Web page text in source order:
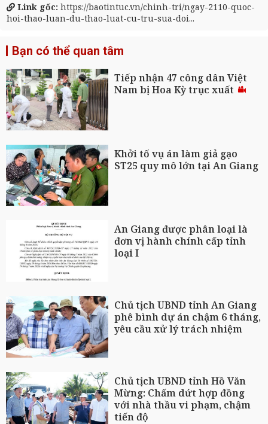
Link gốc: https://baotintuc.vn/chinh-tri/ngay-2110-quoc-
hoi-thao-luan-du-thao-luat-cu-tru-sua-doi...
Bạn có thể quan tâm
Tiếp nhận 47 công dân Việt
Nam bị Hoa Kỳ trục xuất
Khởi tố vụ án làm giả gạo
ST25 quy mô lớn tại An Giang
An Giang được phân loại là
đơn vị hành chính cấp tỉnh
loại I
Chủ tịch UBND tỉnh An Giang
phê bình dự án chậm 6 tháng,
yêu cầu xử lý trách nhiệm
Chủ tịch UBND tỉnh Hồ Văn
Mừng: Chấm dứt hợp đồng
với nhà thầu vi phạm, chậm
tiến độ